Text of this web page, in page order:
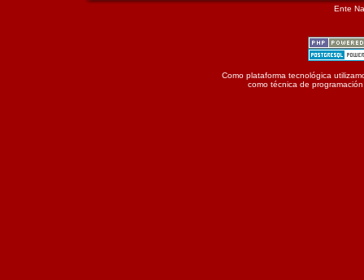
Ente
Como plataforma tecnológica
como técnica de